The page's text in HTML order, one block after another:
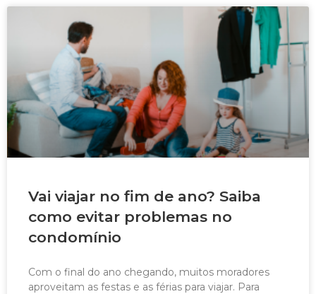
Vai viajar no fim de ano? Saiba
como evitar problemas no
condomínio
Com o final do ano chegando, muitos moradores
aproveitam as festas e as férias para viajar. Para